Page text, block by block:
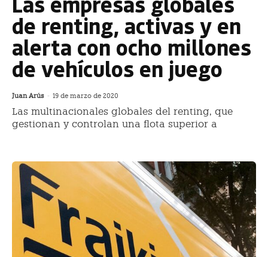
de renting, activas y en
alerta con ocho millones
de vehículos en juego
Juan Arús - 19 de marzo de 2020
Las multinacionales globales del renting, que
gestionan y controlan una flota superior a